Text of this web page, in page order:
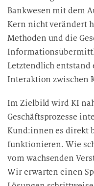
Bankwesen mit dem
Kern nicht verändert
Methoden und die
Letztendlich entstand
Interaktion zwischen
Im Zielbild wird KI
Geschäftsprozesse
Kund:innen es direkt
funktionieren. Wie
vom wachsenden
Wir erwarten einen